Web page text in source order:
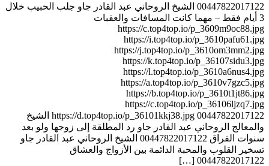
00447822017122 الشيخ الروحاني عبد القادر جاو جلب الحبيب خلال
3 أيام فقط – مهما كانت المسافات والعقبات
https://c.top4top.io/p_3609m9oc88.jpg
https://i.top4top.io/p_3610pafu61.jpg
https://j.top4top.io/p_3610om3mm2.jpg
https://k.top4top.io/p_36107sidu3.jpg
https://l.top4top.io/p_3610a6nus4.jpg
https://a.top4top.io/p_3610v7gzc5.jpg
https://b.top4top.io/p_3610t1jt86.jpg
https://c.top4top.io/p_36106ljzq7.jpg
https://d.top4top.io/p_36101kkj38.jpg 00447822017122 الشيخ
والمعالج الروحاني عبد القادر جاو رد المطلقة إلى زوجها ولو بعد
سنوات الفراق 00447822017122 الشيخ الروحاني عبد القادر جاو
تسخير القلوب والمحبة الدائمة بين الأزواج والعشاق
00447822017122 […]